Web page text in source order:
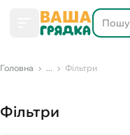
Головна ... Фільтри
Фільтри